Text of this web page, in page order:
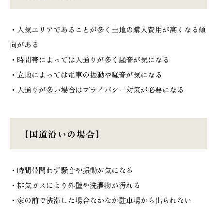
・人気エリアであることが多く土地の購入費用が高くなる傾
向がある
・時間帯によっては人通りが多く騒音が気になる
・立地によっては電車の振動や騒音が気になる
・人通りが多い場合はプライバシー対策が必要になる
【国道沿いの場合】
・時間帯問わず騒音や振動が気になる
・排気ガスにより外壁や洗濯物が汚れる
・家の前で渋滞した場合なかなか駐車場から出られない